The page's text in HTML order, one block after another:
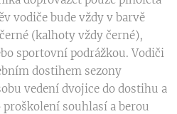
vodiče bude vždy v barvě
(kalhoty vždy černé),
sportovní podrážkou. Vodiči
dostihem sezony
vedení dvojice do dostihu a
proškolení souhlasí a berou